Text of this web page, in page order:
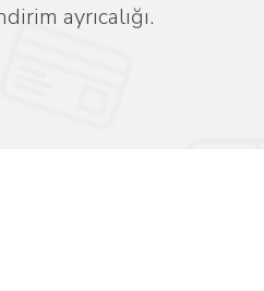
ayrıcalığı.